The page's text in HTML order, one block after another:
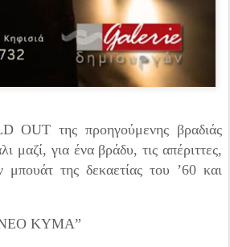
OUT της προηγούμενης βραδιάς
μαζί, για ένα βράδυ, τις απέριττες,
μπουάτ της δεκαετίας του ’60 και
ΚΥΜΑ”